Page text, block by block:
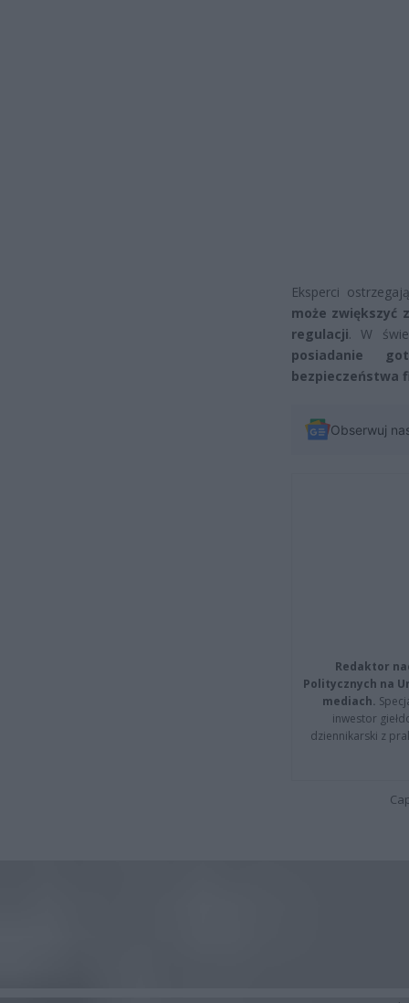
Eksperci
może zwiększyć
regulacji. W
posiadanie
bezpieczeństwa
Obserwuj
Redaktor
Politycznych na
mediach.
inwestor
dziennikarski z